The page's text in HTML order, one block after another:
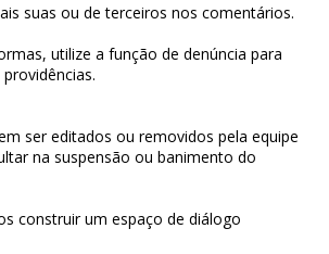
suas ou de terceiros nos comentários.
utilize a função de denúncia para
ser editados ou removidos pela equipe
na suspensão ou banimento do
construir um espaço de diálogo